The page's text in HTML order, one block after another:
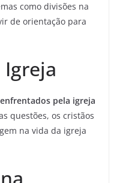
como divisões na
de orientação para
Igreja
pela igreja
questões, os cristãos
na vida da igreja